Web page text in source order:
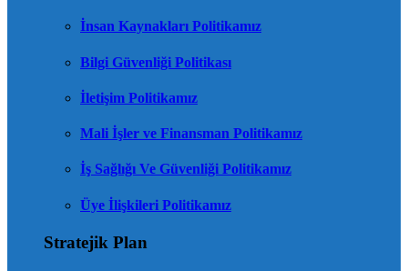
İnsan Kaynakları Politikamız
Bilgi Güvenliği Politikası
İletişim Politikamız
Mali İşler ve Finansman Politikamız
İş Sağlığı Ve Güvenliği Politikamız
Üye İlişkileri Politikamız
Stratejik Plan